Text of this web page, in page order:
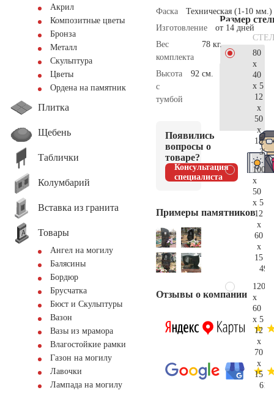
Акрил
Композитные цветы
Бронза
Металл
Скульптура
Цветы
Ордена на памятник
Плитка
Щебень
Таблички
Колумбарий
Вставка из гранита
Товары
Ангел на могилу
Балясины
Бордюр
Брусчатка
Бюст и Скульптуры
Вазон
Вазы из мрамора
Влагостойкие рамки
Газон на могилу
Лавочки
Лампада на могилу
Фаска
Техническая (1-10 мм.)
Изготовление
от 14 дней
Вес
комплекта
78 кг.
Высота
с
тумбой
92 см.
Появились
вопросы о
товаре?
Консультация
специалиста
Примеры памятников
Отзывы о компании
Размер
80
x
40
x 5
12
x
50
x
15
100
x
50
x 5
12
x
60
x
15
120
x
60
x 5
12
x
70
x
15